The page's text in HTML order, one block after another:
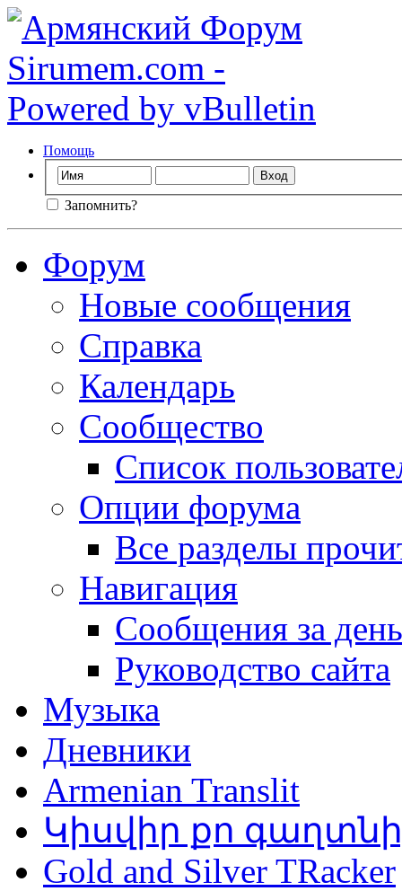
Помощь
Запомнить?
Форум
Новые сообщения
Справка
Календарь
Сообщество
Список
Опции форума
Все разделы
Навигация
Сообщения за день
Руководство сайта
Музыка
Дневники
Armenian Translit
Կիսվիր քո
Gold and Silver TRacker